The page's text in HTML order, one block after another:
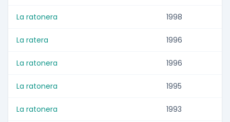
La ratonera 1998
La ratera 1996
La ratonera 1996
La ratonera 1995
La ratonera 1993